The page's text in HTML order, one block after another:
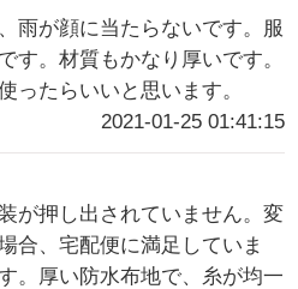
雨が顔に当たらないです。服
す。材質もかなり厚いです。
ったらいいと思います。
2021-01-25 01:41:15
が押し出されていません。変
合、宅配便に満足していま
。厚い防水布地で、糸が均一